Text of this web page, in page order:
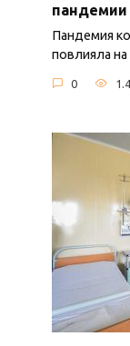
пандемии
Пандемия
повлияла
0